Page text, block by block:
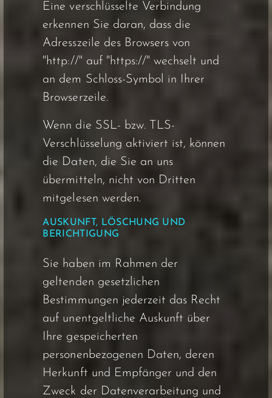
Eine verschlüsselte Verbindung
erkennen Sie daran, dass die
Adresszeile des Browsers von
"http://" auf "https://" wechselt und
an dem Schloss-Symbol in Ihrer
Browserzeile.
Wenn die SSL- bzw. TLS-
Verschlüsselung aktiviert ist, können
die Daten, die Sie an uns
übermitteln, nicht von Dritten
mitgelesen werden.
AUSKUNFT, LÖSCHUNG UND
BERICHTIGUNG
Sie haben im Rahmen der
geltenden gesetzlichen
Bestimmungen jederzeit das Recht
auf unentgeltliche Auskunft über
Ihre gespeicherten
personenbezogenen Daten, deren
Herkunft und Empfänger und den
Zweck der Datenverarbeitung und